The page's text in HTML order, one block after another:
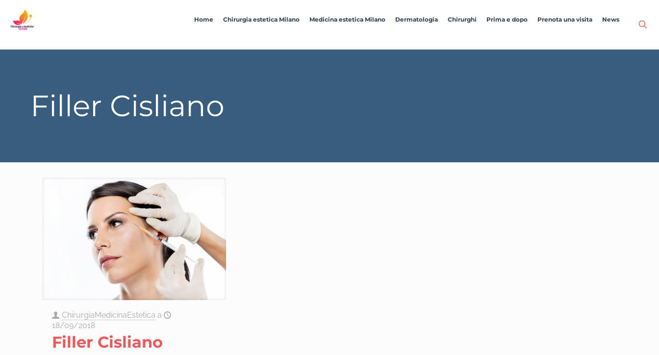
Home Chirurgia estetica Milano Medicina estetica Milano Dermatologia Chirurghi Prima e dopo Prenota una visita News
Filler Cisliano
ChirurgiaMedicinaEstetica a
18/09/2018
Filler Cisliano